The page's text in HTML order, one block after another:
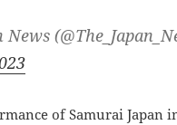
of Samurai Japan